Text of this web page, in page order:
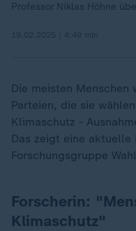
Professor Niklas Höhne
Die meisten Menschen
Parteien, die sie
Klimaschutz -
Das zeigt eine aktuelle
Forschungsgruppe
Forscherin:
Klimaschutz"